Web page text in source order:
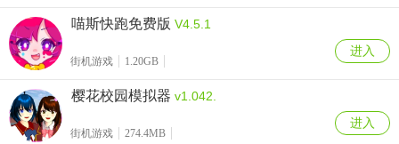
喵斯快跑免费版 V4.5.1
街机游戏 1.20GB
进入
樱花校园模拟器 v1.042.
街机游戏 274.4MB
进入